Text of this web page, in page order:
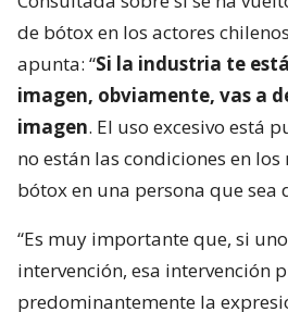
de bótox en los actores
apunta: “Si la industria te
imagen, obviamente, vas a
imagen. El uso excesivo está
no están las condiciones en
bótox en una persona que sea
“Es muy importante que, si
intervención, esa intervención
predominantemente la